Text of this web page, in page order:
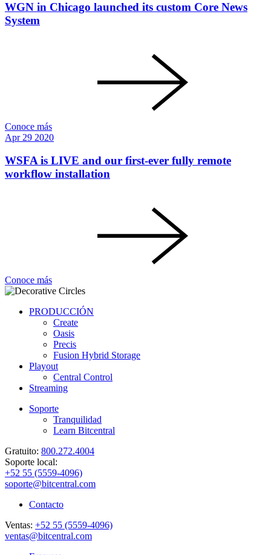
WGN in Chicago launched its custom Core News
System
Conoce más
Apr 29 2020
WSFA is LIVE and our first-ever fully remote
workflow installation
Conoce más
PRODUCCIÓN
Create
Oasis
Precis
Fusion Hybrid Storage
Playout
Central Control
Streaming
Soporte
Tranquilidad
Learn Bitcentral
Gratuito: 800.272.4004
Soporte local:
+52 55 (5559-4096)
soporte@bitcentral.com
Contacto
Ventas: +52 55 (5559-4096)
ventas@bitcentral.com